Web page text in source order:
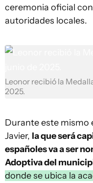
ceremonia oficial
autoridades locales.
Leonor recibió la
2025.
Durante este mismo
Javier, la que será
españoles va a ser
Adoptiva del
donde se ubica la